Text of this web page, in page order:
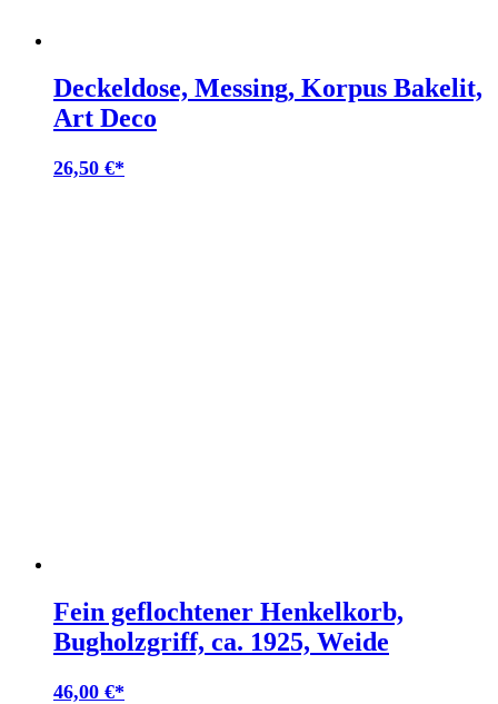
Deckeldose, Messing, Korpus Bakelit,
Art Deco
26,50 €
Fein geflochtener Henkelkorb,
Bugholzgriff, ca. 1925, Weide
46,00 €